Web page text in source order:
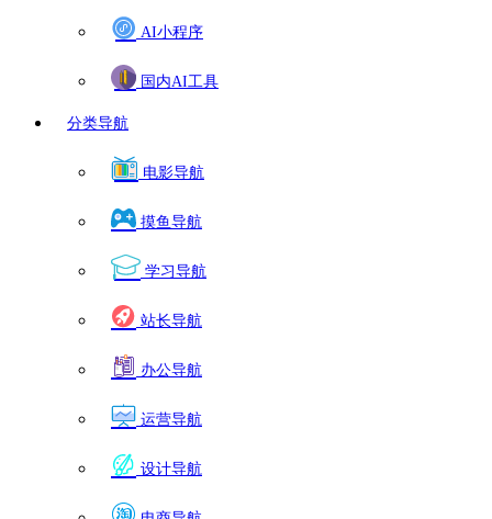
AI小程序
国内AI工具
分类导航
电影导航
摸鱼导航
学习导航
站长导航
办公导航
运营导航
设计导航